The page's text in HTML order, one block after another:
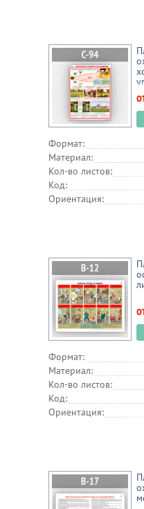
Формат:
Материал:
Кол-во листов:
Код:
Ориентация:
Формат:
Материал:
Кол-во листов:
Код:
Ориентация: